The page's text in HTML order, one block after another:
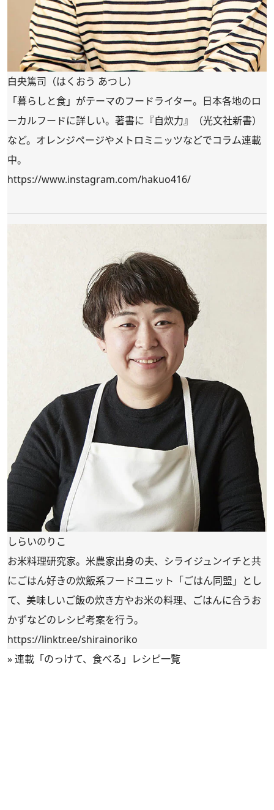
白央篤司（はくおう あつし）
「暮らしと食」がテーマのフードライター。日本各地のロ
ーカルフードに詳しい。著書に『自炊力』（光文社新書）
など。オレンジページやメトロミニッツなどでコラム連載
中。
https://www.instagram.com/hakuo416/
しらいのりこ
お米料理研究家。米農家出身の夫、シライジュンイチと共
にごはん好きの炊飯系フードユニット「ごはん同盟」とし
て、美味しいご飯の炊き方やお米の料理、ごはんに合うお
かずなどのレシピ考案を行う。
https://linktr.ee/shirainoriko
»連載「のっけて、食べる」レシピ一覧